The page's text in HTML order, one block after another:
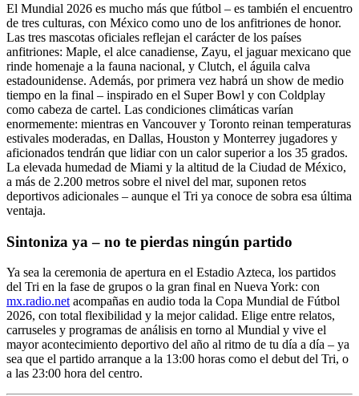
El Mundial 2026 es mucho más que fútbol – es también el encuentro
de tres culturas, con México como uno de los anfitriones de honor.
Las tres mascotas oficiales reflejan el carácter de los países
anfitriones: Maple, el alce canadiense, Zayu, el jaguar mexicano que
rinde homenaje a la fauna nacional, y Clutch, el águila calva
estadounidense. Además, por primera vez habrá un show de medio
tiempo en la final – inspirado en el Super Bowl y con Coldplay
como cabeza de cartel. Las condiciones climáticas varían
enormemente: mientras en Vancouver y Toronto reinan temperaturas
estivales moderadas, en Dallas, Houston y Monterrey jugadores y
aficionados tendrán que lidiar con un calor superior a los 35 grados.
La elevada humedad de Miami y la altitud de la Ciudad de México,
a más de 2.200 metros sobre el nivel del mar, suponen retos
deportivos adicionales – aunque el Tri ya conoce de sobra esa última
ventaja.
Sintoniza ya – no te pierdas ningún partido
Ya sea la ceremonia de apertura en el Estadio Azteca, los partidos
del Tri en la fase de grupos o la gran final en Nueva York: con
mx.radio.net acompañas en audio toda la Copa Mundial de Fútbol
2026, con total flexibilidad y la mejor calidad. Elige entre relatos,
carruseles y programas de análisis en torno al Mundial y vive el
mayor acontecimiento deportivo del año al ritmo de tu día a día – ya
sea que el partido arranque a la 13:00 horas como el debut del Tri, o
a las 23:00 hora del centro.